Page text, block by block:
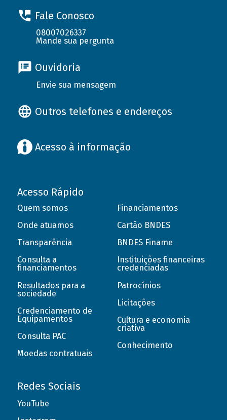
Fale Conosco
08007026337
Mande sua pergunta
Ouvidoria
Envie sua mensagem
Outros telefones e endereços
Acesso à informação
Acesso Rápido
Quem somos
Onde atuamos
Transparência
Consulta a
financiamentos
Resultados para a
sociedade
Credenciamento de
Equipamentos
Consulta PAC
Moedas contratuais
Financiamentos
Cartão BNDES
BNDES Finame
Instituições financeiras
credenciadas
Patrocínios
Licitações
Cultura e economia
criativa
Conhecimento
Redes Sociais
YouTube